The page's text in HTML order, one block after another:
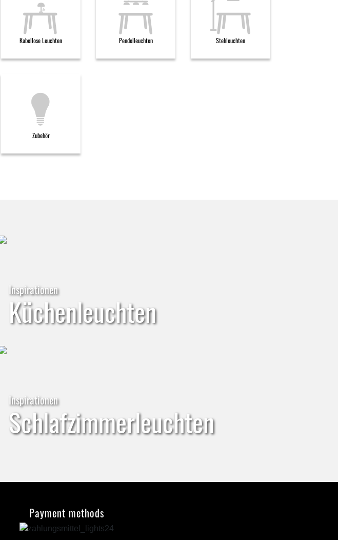
Kabellose Leuchten Pendelleuchten Stehleuchten
Zubehör
Inspirationen
Küchenleuchten
Inspirationen
Schlafzimmerleuchten
Payment methods